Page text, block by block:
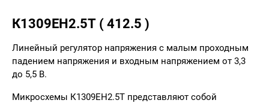
К1309ЕН2.5Т ( 412.5 )
Линейный регулятор напряжения с малым проходным
падением напряжения и входным напряжением от 3,3
до 5,5 В.
Микросхемы К1309ЕН2.5Т представляют собой